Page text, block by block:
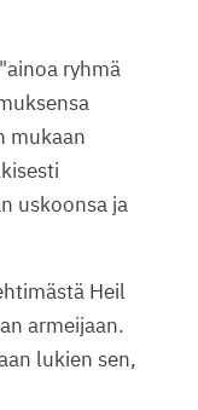
ryhmä
mukaan
uskoonsa ja
Heil
armeijaan.
lukien sen,